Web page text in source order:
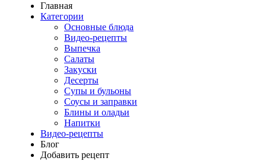
Главная
Категории
Основные блюда
Видео-рецепты
Выпечка
Салаты
Закуски
Десерты
Супы и бульоны
Соусы и заправки
Блины и оладьи
Напитки
Видео-рецепты
Блог
Добавить рецепт